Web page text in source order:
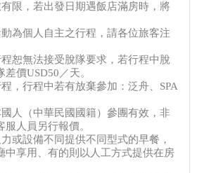
限，若出發日期遇飯店滿房時，將
為個人自主之行程，請各位旅客注
恕無法接受脫隊要求，若行程中脫
價USD50／天。
，行程中若有放棄參加：泛舟、SPA
人（中華民國國籍）參團有效，非
人員另行報價。
或設備不同提供不同型式的早餐，
中享用、有的則以人工方式提供在房